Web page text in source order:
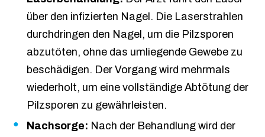
über den infizierten Nagel. Die Laserstrahlen
durchdringen den Nagel, um die Pilzsporen
abzutöten, ohne das umliegende Gewebe zu
beschädigen. Der Vorgang wird mehrmals
wiederholt, um eine vollständige Abtötung der
Pilzsporen zu gewährleisten.
Nachsorge: Nach der Behandlung wird der